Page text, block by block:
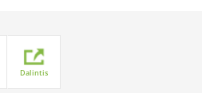
Dalintis